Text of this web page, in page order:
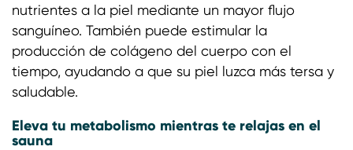
nutrientes a la piel mediante un mayor flujo
sanguíneo. También puede estimular la
producción de colágeno del cuerpo con el
tiempo, ayudando a que su piel luzca más tersa y
saludable.
Eleva tu metabolismo mientras te relajas en el
sauna